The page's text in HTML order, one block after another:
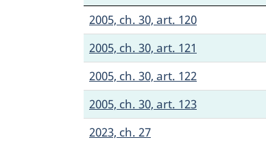
2005, ch. 30, art. 120
2005, ch. 30, art. 121
2005, ch. 30, art. 122
2005, ch. 30, art. 123
2023, ch. 27